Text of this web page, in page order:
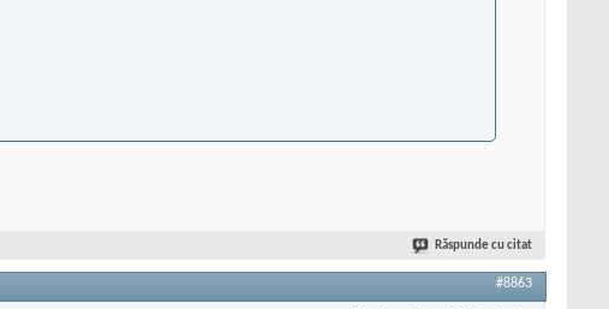
Răspunde cu citat
#8863